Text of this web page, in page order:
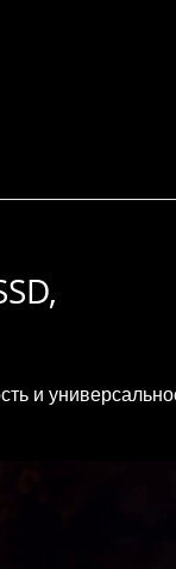
и